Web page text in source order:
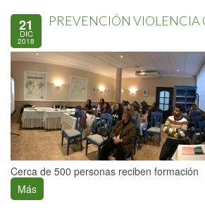
21
DIC
2018
PREVENCIÓN VIOLENCIA
Cerca de 500 personas reciben formación
Más